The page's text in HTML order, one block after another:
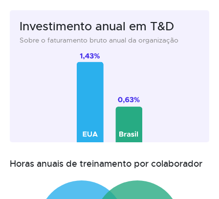
Investimento anual em T&D
Sobre o faturamento bruto anual da organização
Horas anuais de treinamento por colaborador